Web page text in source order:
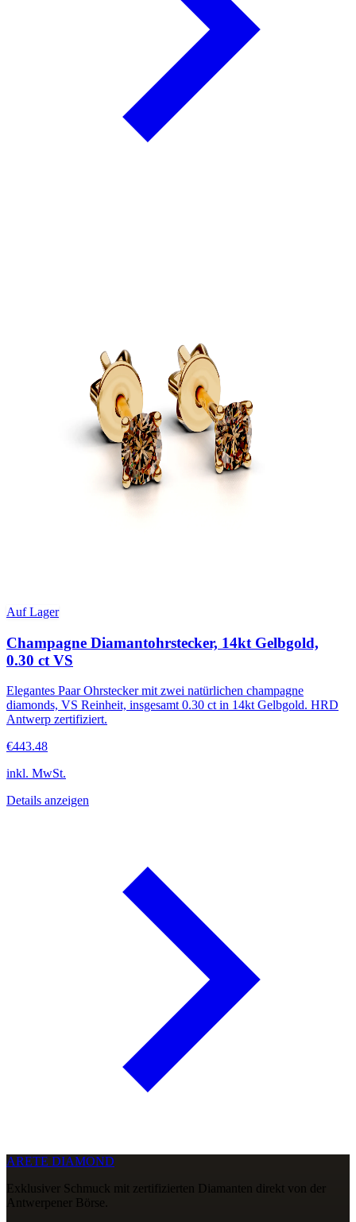
Auf Lager
Champagne Diamantohrstecker, 14kt Gelbgold,
0.30 ct VS
Elegantes Paar Ohrstecker mit zwei natürlichen champagne
diamonds, VS Reinheit, insgesamt 0.30 ct in 14kt Gelbgold. HRD
Antwerp zertifiziert.
€443.48
inkl. MwSt.
Details anzeigen
ARETE DIAMOND
Exklusiver Schmuck mit zertifizierten Diamanten direkt von der
Antwerpener Börse.